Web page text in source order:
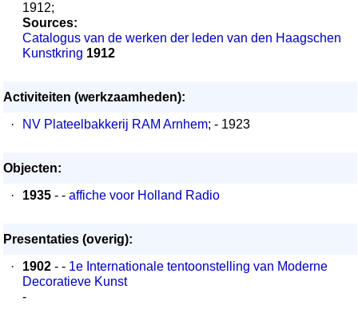
1912;
Sources:
Catalogus van de werken der leden van den Haagschen
Kunstkring 1912
Activiteiten (werkzaamheden):
·
NV Plateelbakkerij RAM Arnhem; - 1923
Objecten:
·
1935 - - affiche voor Holland Radio
Presentaties (overig):
·
1902 - - 1e Internationale tentoonstelling van Moderne
Decoratieve Kunst
-